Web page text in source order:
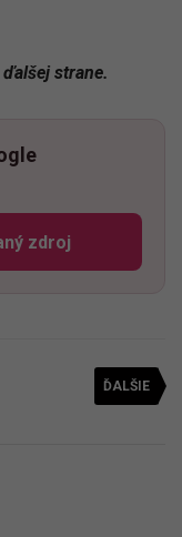
strane.
zdroj
odkaz sa otvorí v
ĎALŠIE